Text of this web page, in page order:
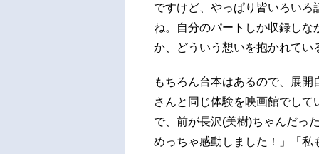
ですけど、やっぱり皆いろい
ね。自分のパートしか収録し
か、どういう想いを抱かれてい
もちろん台本はあるので、展
さんと同じ体験を映画館でし
で、前が長沢(美樹)ちゃんだっ
めっちゃ感動しました！」「